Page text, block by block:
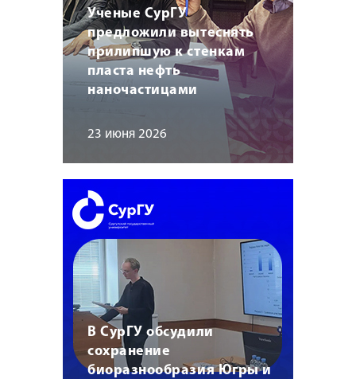
Ученые СурГУ
предложили вытеснять
прилипшую к стенкам
пласта нефть
наночастицами
23 июня 2026
В СурГУ обсудили
сохранение
биоразнообразия Югры и